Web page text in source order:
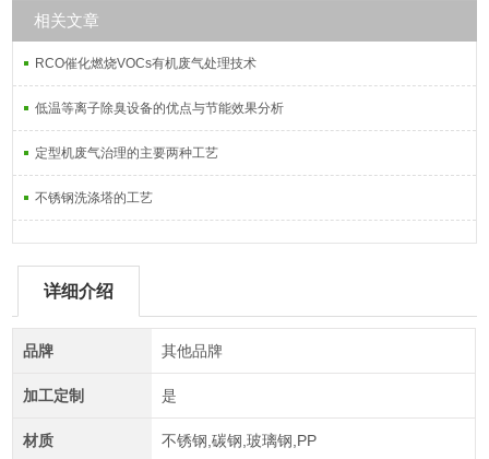
相关文章
RCO催化燃烧VOCs有机废气处理技术
低温等离子除臭设备的优点与节能效果分析
定型机废气治理的主要两种工艺
不锈钢洗涤塔的工艺
详细介绍
品牌 其他品牌
加工定制 是
材质 不锈钢,碳钢,玻璃钢,PP